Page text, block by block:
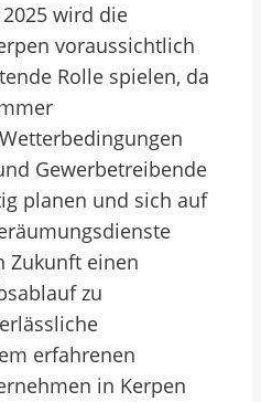
wird die
voraussichtlich
Rolle spielen, da
Gewerbetreibende
planen und sich auf
Zukunft einen
zu
erfahrenen
in Kerpen